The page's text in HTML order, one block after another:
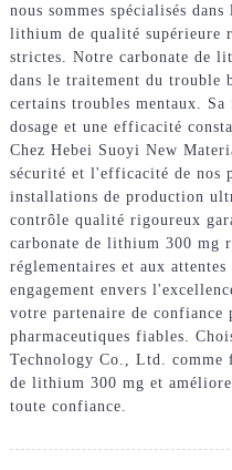
nous sommes spécialisés
lithium de qualité supérieure
strictes. Notre carbonate de
dans le traitement du trouble
certains troubles mentaux.
dosage et une efficacité
Chez Hebei Suoyi New
sécurité et l'efficacité de nos
installations de production
contrôle qualité rigoureux
carbonate de lithium 300 mg
réglementaires et aux
engagement envers
votre partenaire de
pharmaceutiques fiables.
Technology Co., Ltd. comme
de lithium 300 mg et
toute confiance.